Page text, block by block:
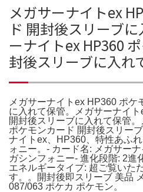
メガサーナイトex
ド 開封後スリーブ
ーナイトex HP360
封後スリーブに入れ
メガサーナイトex HP360 ポケ
に入れて保管。メガサーナイ
開封後スリーブに入れて保管
ポケモンカード 開封後スリー
ナイトex、HP360、特性あふ
ォニー。- カード名: メガサー
ガシンフォニー- 進化段階: 2進
エネルギータイプ: 超ご覧いた
す。。開封後即スリーブ 美品
087/063 ポケカ ポケモン。